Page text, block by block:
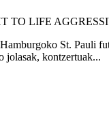
St. Pauli
jolasak, kontzertuak...